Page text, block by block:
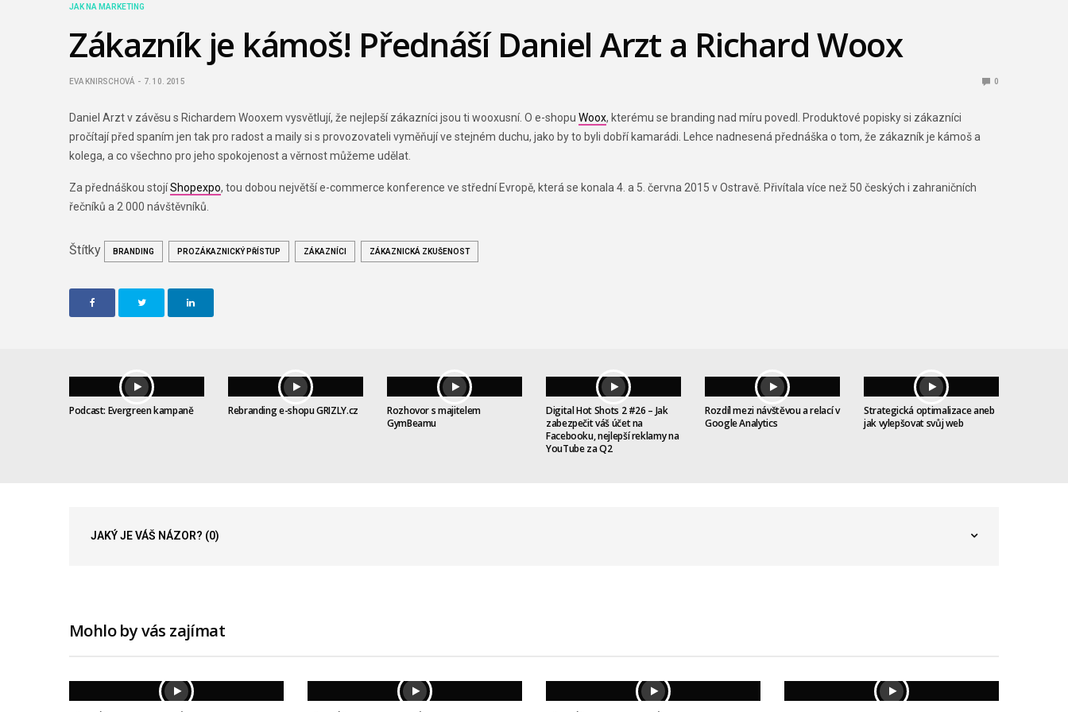
JAK NA MARKETING
Zákazník je kámoš! Přednáší Daniel Arzt a Richard Woox
EVA KNIRSCHOVÁ 7. 10. 2015 0
Daniel Arzt v závěsu s Richardem Wooxem vysvětlují, že nejlepší zákazníci jsou ti wooxusní. O e-shopuWoox, kterému se branding nad míru povedl. Produktové popisky si zákazníci
pročítají před spaním jen tak pro radost a maily si s provozovateli vyměňují ve stejném duchu, jako by to byli dobří kamarádi. Lehce nadnesená přednáška o tom, že zákazník je kámoš a
kolega, a co všechno pro jeho spokojenost a věrnost můžeme udělat.
Za přednáškou stojíShopexpo, tou dobou největší e-commerce konference ve střední Evropě, která se konala 4. a 5. června 2015 v Ostravě. Přivítala více než 50 českých i zahraničních
řečníků a 2 000 návštěvníků.
Štítky BRANDING PROZÁKAZNICKÝ PŘÍSTUP ZÁKAZNÍCI ZÁKAZNICKÁ ZKUŠENOST
Podcast: Evergreen kampaně Rebranding e-shopu GRIZLY.cz
Rozhovor s majitelem
GymBeamu
Digital Hot Shots 2 #26 – Jak
zabezpečit váš účet na
Facebooku, nejlepší reklamy na
YouTube za Q2
Rozdíl mezi návštěvou a relací v
Google Analytics
Strategická optimalizace aneb
jak vylepšovat svůj web
JAKÝ JE VÁŠ NÁZOR? (0)
Mohlo by vás zajímat